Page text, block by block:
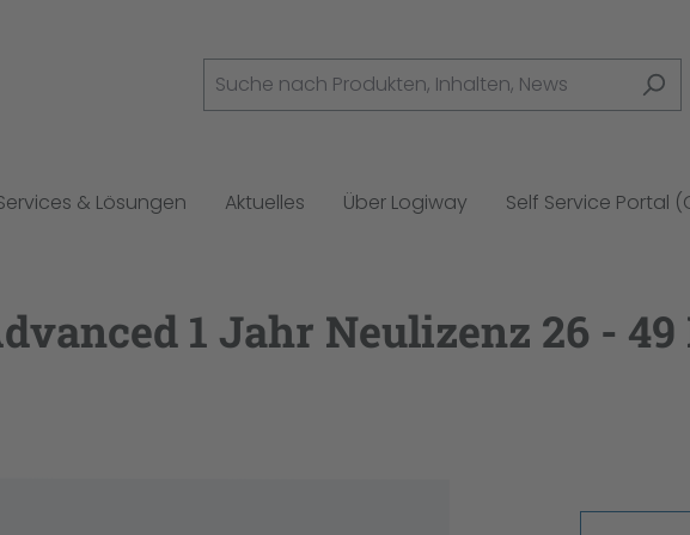
& Lösungen Aktuelles Über Logiway Self Service Portal
1 Jahr Neulizenz 26 -